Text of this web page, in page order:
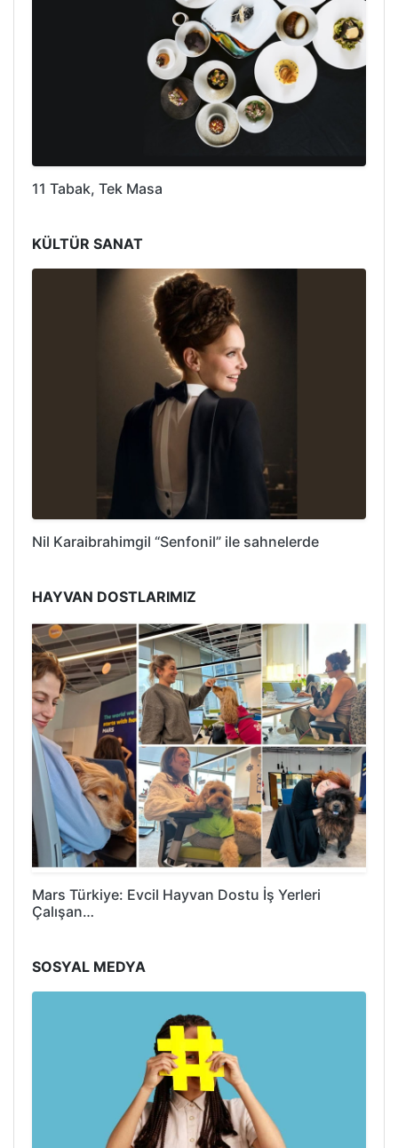
11 Tabak, Tek Masa
KÜLTÜR SANAT
Nil Karaibrahimgil “Senfonil” ile sahnelerde
HAYVAN DOSTLARIMIZ
Mars Türkiye: Evcil Hayvan Dostu İş Yerleri
Çalışan…
SOSYAL MEDYA